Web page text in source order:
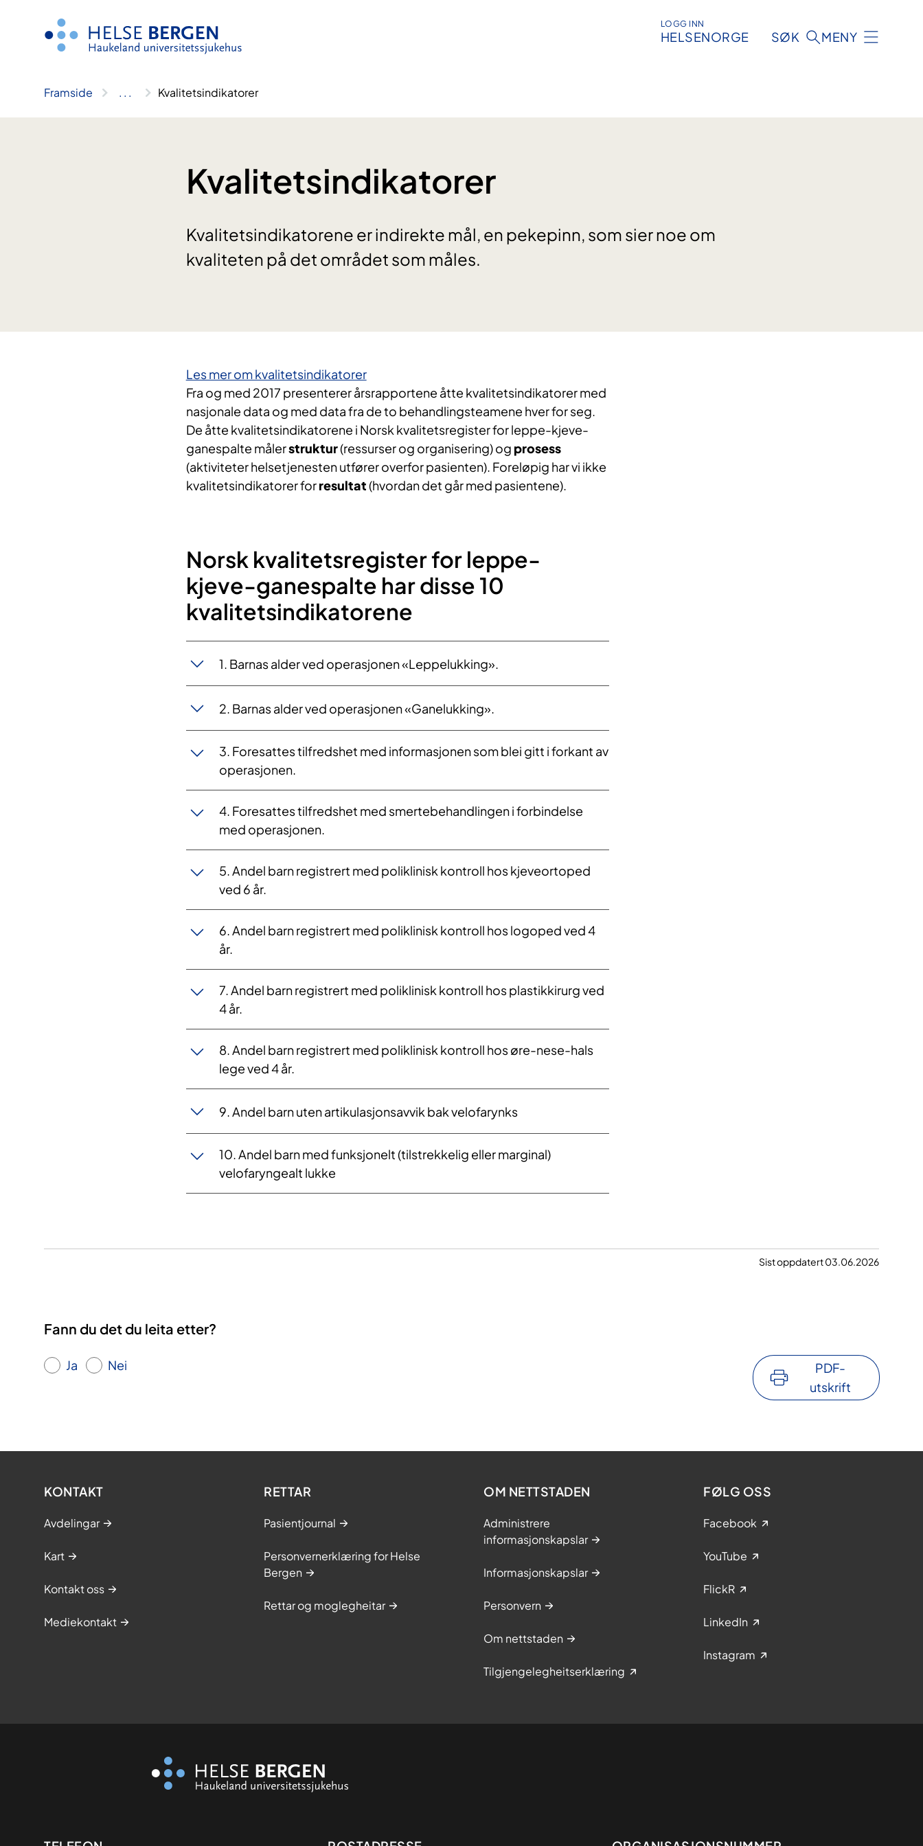
LOGG INN
HELSENORGE SØK MENY
Framside .. . Kvalitetsindikatorer
Kvalitetsindikatorer
Kvalitetsindikatorene er indirekte mål, en pekepinn, som sier noe om
kvaliteten på det området som måles.
Les mer om kvalitetsindikatorer
Fra og med 2017 presenterer årsrapportene åtte kvalitetsindikatorer med
nasjonale data og med data fra de to behandlingsteamene hver for seg.
De åtte kvalitetsindikatorene i Norsk kvalitetsregister for leppe-kjeve-
ganespalte målerstruktur(ressurser og organisering) og prosess
(aktiviteter helsetjenesten utfører overfor pasienten). Foreløpig har vi ikke
kvalitetsindikatorer forresultat(hvordan det går med pasientene).
Norsk kvalitetsregister for leppe-
kjeve-ganespalte har disse 10
kvalitetsindikatorene
1. Barnas alder ved operasjonen «Leppelukking».
2. Barnas alder ved operasjonen «Ganelukking».
3. Foresattes tilfredshet med informasjonen som blei gitt i forkant av
operasjonen.
4. Foresattes tilfredshet med smertebehandlingen i forbindelse
med operasjonen.
5. Andel barn registrert med poliklinisk kontroll hos kjeveortoped
ved 6 år.
6. Andel barn registrert med poliklinisk kontroll hos logoped ved 4
år.
7. Andel barn registrert med poliklinisk kontroll hos plastikkirurg ved
4 år.
8. Andel barn registrert med poliklinisk kontroll hos øre-nese-hals
lege ved 4 år.
9. Andel barn uten artikulasjonsavvik bak velofarynks
10. Andel barn med funksjonelt (tilstrekkelig eller marginal)
velofaryngealt lukke
Sist oppdatert 03.06.2026
Fann du det du leita etter?
Ja Nei
PDF-
utskrift
KONTAKT
Avdelingar
Kart
Kontakt oss
Mediekontakt
RETTAR
Pasientjournal
Personvernerklæring for Helse
Bergen
Rettar og moglegheitar
OM NETTSTADEN
Administrere
informasjonskapslar
Informasjonskapslar
Personvern
Om nettstaden
Tilgjengelegheitserklæring
FØLG OSS
Facebook
YouTube
FlickR
LinkedIn
Instagram